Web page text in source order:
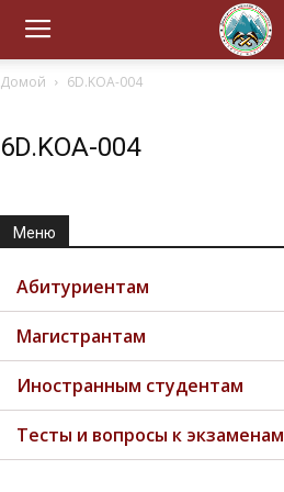
Домой 6D.KOA-004
6D.KOA-004
Меню
Абитуриентам
Магистрантам
Иностранным студентам
Тесты и вопросы к экзаменам